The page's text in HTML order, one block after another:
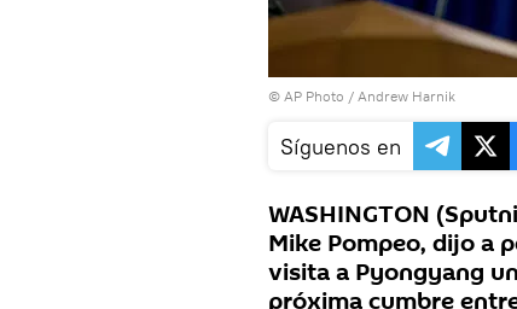
© AP Photo / Andrew Harnik
Síguenos en
WASHINGTON
Mike Pompeo, dijo a
visita a Pyongyang